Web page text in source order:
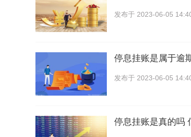
发布于 2023-06-05
停息挂账是属于逾
发布于 2023-06-05
停息挂账是真的吗